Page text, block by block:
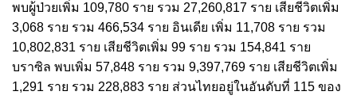
พบผู้ป่วยเพิ่ม 109,780 ราย รวม 27,260,817 ราย เสียชีวิตเพิ่ม
3,068 ราย รวม 466,534 ราย อินเดีย เพิ่ม 11,708 ราย รวม
10,802,831 ราย เสียชีวิตเพิ่ม 99 ราย รวม 154,841 ราย
บราซิล พบเพิ่ม 57,848 ราย รวม 9,397,769 ราย เสียชีวิตเพิ่ม
1,291 ราย รวม 228,883 ราย ส่วนไทยอยู่ในอันดับที่ 115 ของ